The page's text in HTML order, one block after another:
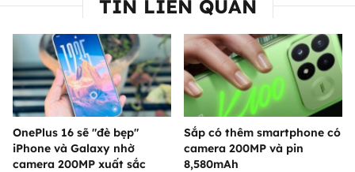
TIN LIÊN QUAN
OnePlus 16 sẽ "đè bẹp"
iPhone và Galaxy nhờ
camera 200MP xuất sắc
Sắp có thêm smartphone có
camera 200MP và pin
8,580mAh